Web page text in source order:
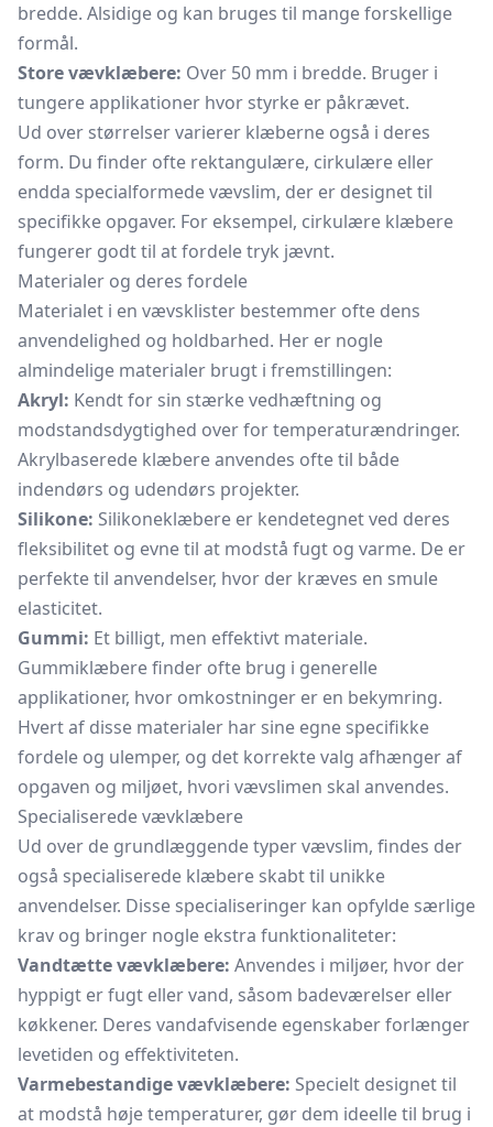
bredde. Alsidige og kan bruges til mange forskellige
formål.
Store vævklæbere: Over 50 mm i bredde. Bruger i
tungere applikationer hvor styrke er påkrævet.
Ud over størrelser varierer klæberne også i deres
form. Du finder ofte rektangulære, cirkulære eller
endda specialformede vævslim, der er designet til
specifikke opgaver. For eksempel, cirkulære klæbere
fungerer godt til at fordele tryk jævnt.
Materialer og deres fordele
Materialet i en vævsklister bestemmer ofte dens
anvendelighed og holdbarhed. Her er nogle
almindelige materialer brugt i fremstillingen:
Akryl: Kendt for sin stærke vedhæftning og
modstandsdygtighed over for temperaturændringer.
Akrylbaserede klæbere anvendes ofte til både
indendørs og udendørs projekter.
Silikone: Silikoneklæbere er kendetegnet ved deres
fleksibilitet og evne til at modstå fugt og varme. De er
perfekte til anvendelser, hvor der kræves en smule
elasticitet.
Gummi: Et billigt, men effektivt materiale.
Gummiklæbere finder ofte brug i generelle
applikationer, hvor omkostninger er en bekymring.
Hvert af disse materialer har sine egne specifikke
fordele og ulemper, og det korrekte valg afhænger af
opgaven og miljøet, hvori vævslimen skal anvendes.
Specialiserede vævklæbere
Ud over de grundlæggende typer vævslim, findes der
også specialiserede klæbere skabt til unikke
anvendelser. Disse specialiseringer kan opfylde særlige
krav og bringer nogle ekstra funktionaliteter:
Vandtætte vævklæbere: Anvendes i miljøer, hvor der
hyppigt er fugt eller vand, såsom badeværelser eller
køkkener. Deres vandafvisende egenskaber forlænger
levetiden og effektiviteten.
Varmebestandige vævklæbere: Specielt designet til
at modstå høje temperaturer, gør dem ideelle til brug i